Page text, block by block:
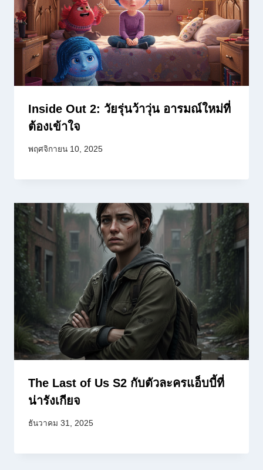
Inside Out 2: วัยรุ่นว้าวุ่น อารมณ์ใหม่ที่
ต้องเข้าใจ
พฤศจิกายน 10, 2025
The Last of Us S2 กับตัวละครแอ็บบี้ที่
น่ารังเกียจ
ธันวาคม 31, 2025